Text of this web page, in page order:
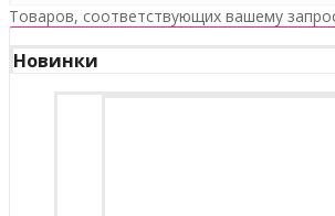
Товаров, соответствующих вашему
Новинки